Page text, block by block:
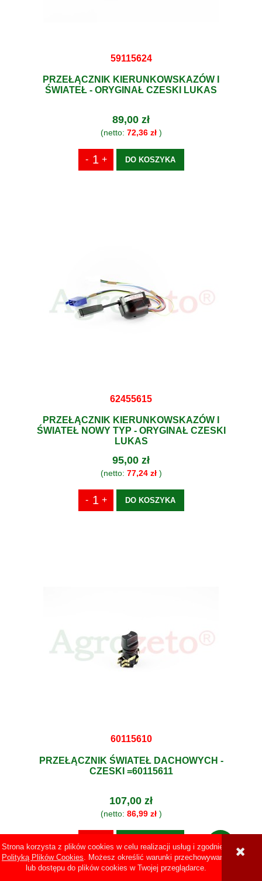
Strona korzysta z plików cookies w celu realizacji usług i zgodnie z
Polityką Plików Cookies. Możesz określić warunki przechowywania
lub dostępu do plików cookies w Twojej przeglądarce.
59115624
PRZEŁĄCZNIK KIERUNKOWSKAZÓW I
ŚWIATEŁ - ORYGINAŁ CZESKI LUKAS
89,00 zł
(netto: 72,36 zł)
DO KOSZYKA
62455615
PRZEŁĄCZNIK KIERUNKOWSKAZÓW I
ŚWIATEŁ NOWY TYP - ORYGINAŁ CZESKI
LUKAS
95,00 zł
(netto: 77,24 zł)
DO KOSZYKA
60115610
PRZEŁĄCZNIK ŚWIATEŁ DACHOWYCH -
CZESKI =60115611
107,00 zł
(netto: 86,99 zł)